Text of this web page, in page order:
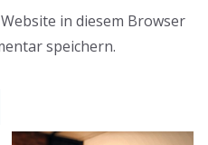
in diesem Browser
speichern.